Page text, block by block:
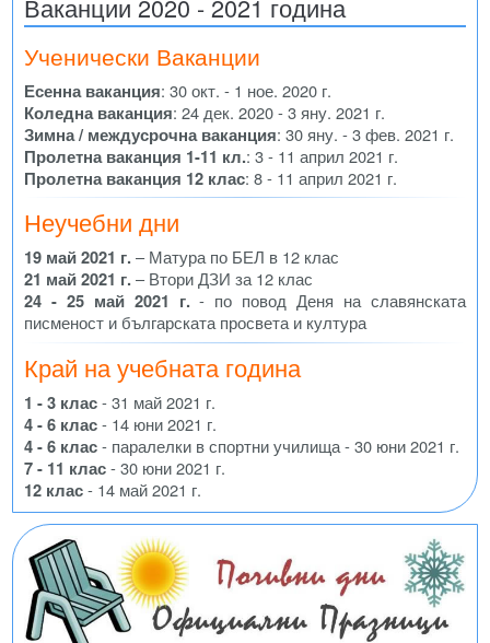
Ваканции 2020 - 2021 година
Ученически Ваканции
Есенна ваканция: 30 окт. - 1 ное. 2020 г.
Коледна ваканция: 24 дек. 2020 - 3 яну. 2021 г.
Зимна / междусрочна ваканция: 30 яну. - 3 фев. 2021 г.
Пролетна ваканция 1-11 кл.: 3 - 11 април 2021 г.
Пролетна ваканция 12 клас: 8 - 11 април 2021 г.
Неучебни дни
19 май 2021 г.– Матура по БЕЛ в 12 клас
21 май 2021 г.– Втори ДЗИ за 12 клас
24 - 25 май 2021 г.- по повод Деня на славянската
писменост и българската просвета и култура
Край на учебната година
1 - 3 клас- 31 май 2021 г.
4 - 6 клас- 14 юни 2021 г.
4 - 6 клас- паралелки в спортни училища - 30 юни 2021 г.
7 - 11 клас- 30 юни 2021 г.
12 клас- 14 май 2021 г.